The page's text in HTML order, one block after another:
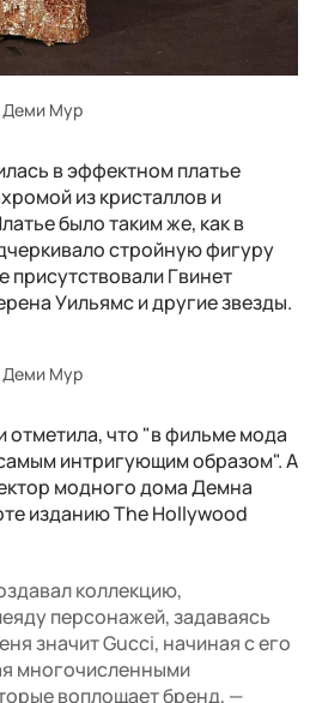
Деми Мур
в эффектном платье
из кристаллов и
было таким же, как в
стройную фигуру
присутствовали Гвинет
Уильямс и другие звезды.
Деми Мур
что "в фильме мода
интригующим образом". А
модного дома Демна
изданию The Hollywood
коллекцию,
персонажей, задаваясь
значит Gucci, начиная с его
многочисленными
воплощает бренд, —